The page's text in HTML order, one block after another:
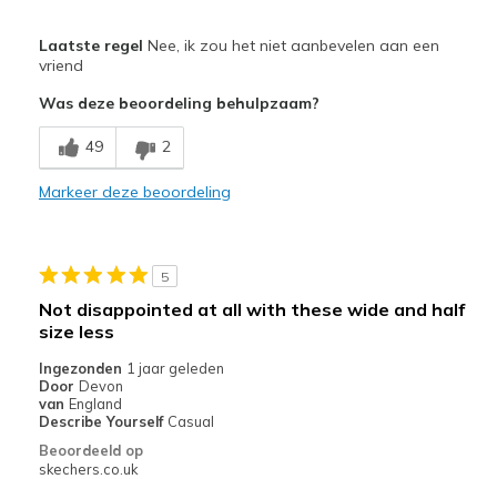
Attractive Design
Minpunten
Wear Out Quickly
Width
Feels true to width
Laatste regel Nee, ik zou het niet aanbevelen aan een
vriend
Was deze beoordeling behulpzaam?
49 2
Markeer deze beoordeling
5
Not disappointed at all with these wide and half
size less
Ingezonden 1 jaar geleden
Door Devon
van England
Describe Yourself Casual
Beoordeeld op
skechers.co.uk